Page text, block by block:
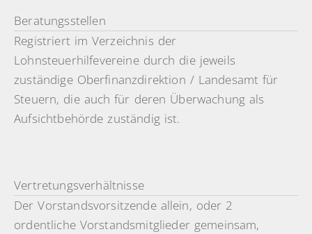
Beratungsstellen
Registriert im Verzeichnis der
Lohnsteuerhilfevereine durch die jeweils
zuständige Oberfinanzdirektion / Landesamt für
Steuern, die auch für deren Überwachung als
Aufsichtbehörde zuständig ist.
Vertretungsverhältnisse
Der Vorstandsvorsitzende allein, oder 2
ordentliche Vorstandsmitglieder gemeinsam,